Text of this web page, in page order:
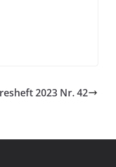
2023 Nr. 42